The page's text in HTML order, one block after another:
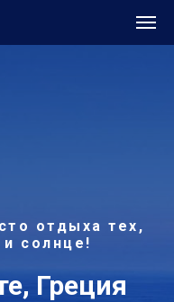
отдыха тех,
солнце!
Греция